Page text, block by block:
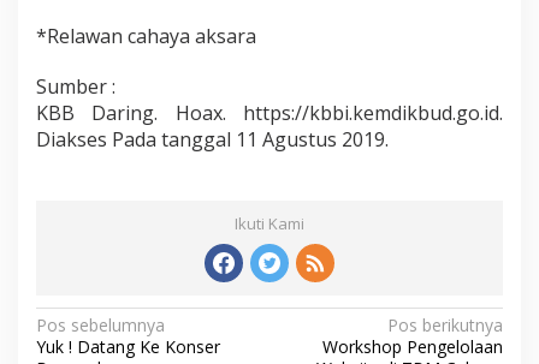
*Relawan cahaya aksara
Sumber :
KBB Daring. Hoax. https://kbbi.kemdikbud.go.id.
Diakses Pada tanggal 11 Agustus 2019.
Ikuti Kami
Navigasi
Pos sebelumnya
Yuk ! Datang Ke Konser
Pos berikutnya
Workshop Pengelolaan